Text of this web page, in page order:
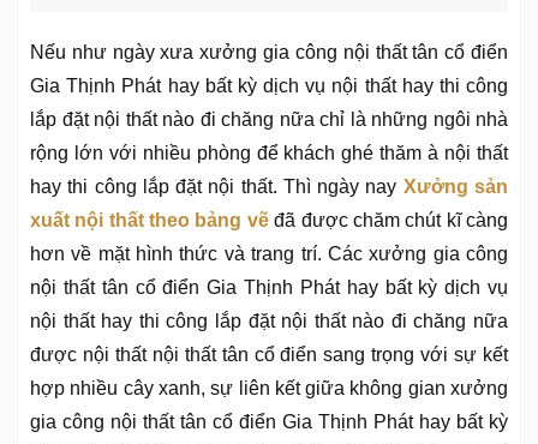
Nếu như ngày xưa xưởng gia công nội thất tân cổ điển
Gia Thịnh Phát hay bất kỳ dịch vụ nội thất hay thi công
lắp đặt nội thất nào đi chăng nữa chỉ là những ngôi nhà
rộng lớn với nhiều phòng để khách ghé thăm à nội thất
hay thi công lắp đặt nội thất. Thì ngày nay Xưởng sản
xuất nội thất theo bảng vẽđã được chăm chút kĩ càng
hơn về mặt hình thức và trang trí. Các xưởng gia công
nội thất tân cổ điển Gia Thịnh Phát hay bất kỳ dịch vụ
nội thất hay thi công lắp đặt nội thất nào đi chăng nữa
được nội thất nội thất tân cổ điển sang trọng với sự kết
hợp nhiều cây xanh, sự liên kết giữa không gian xưởng
gia công nội thất tân cổ điển Gia Thịnh Phát hay bất kỳ